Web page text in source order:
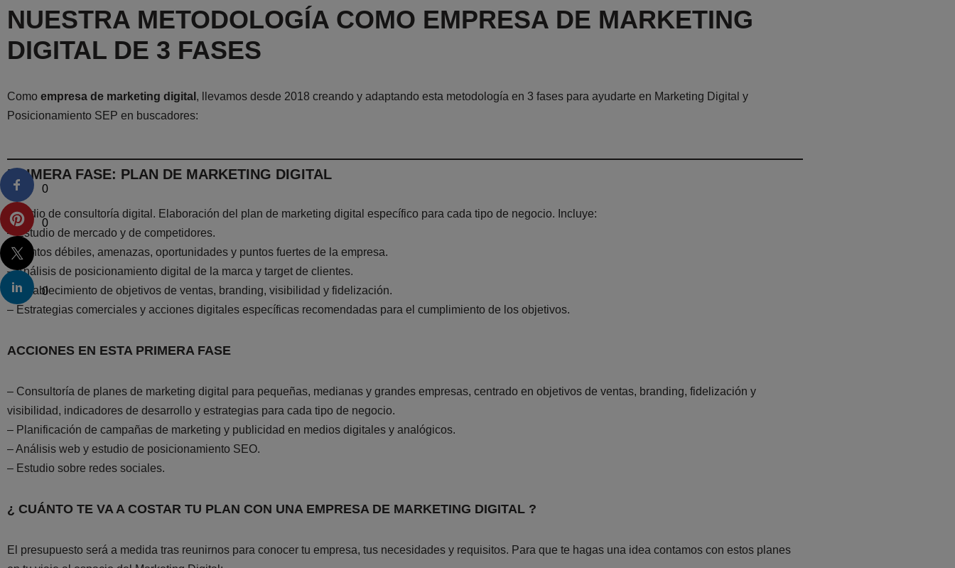
0
0
0
NUESTRA METODOLOGÍA COMO EMPRESA DE MARKETING
DIGITAL DE 3 FASES
Como empresa de marketing digital , llevamos desde 2018 creando y adaptando esta metodología en 3 fases para ayudarte en Marketing Digital y
Posicionamiento SEP en buscadores:
PRIMERA FASE: PLAN DE MARKETING DIGITAL
Estudio de consultoría digital. Elaboración del plan de marketing digital específico para cada tipo de negocio. Incluye:
– Estudio de mercado y de competidores.
– Puntos débiles, amenazas, oportunidades y puntos fuertes de la empresa.
– Análisis de posicionamiento digital de la marca y target de clientes.
– Establecimiento de objetivos de ventas, branding, visibilidad y fidelización.
– Estrategias comerciales y acciones digitales específicas recomendadas para el cumplimiento de los objetivos.
ACCIONES EN ESTA PRIMERA FASE
– Consultoría de planes de marketing digital para pequeñas, medianas y grandes empresas, centrado en objetivos de ventas, branding, fidelización y
visibilidad, indicadores de desarrollo y estrategias para cada tipo de negocio.
– Planificación de campañas de marketing y publicidad en medios digitales y analógicos.
– Análisis web y estudio de posicionamiento SEO.
– Estudio sobre redes sociales.
¿ CUÁNTO TE VA A COSTAR TU PLAN CON UNA EMPRESA DE MARKETING DIGITAL ?
El presupuesto será a medida tras reunirnos para conocer tu empresa, tus necesidades y requisitos. Para que te hagas una idea contamos con estos planes